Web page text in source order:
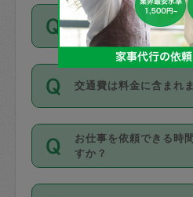
いません。
があり、レビュー件
値、などで除々に設
がっていく仕組みに
お支払方法はクレジ
Master／JCB／
Diners Club）のみ
カード情報のご登録
を行う際にご入力くだ
ル登録時にはご入力
丈夫です。
デビットカード・プリ
リカ、au WALLETな
同じタスカジさんに定
合はお得になる？
依頼には「スポット
隔週）」があり、「定
ポット」よりお得な
す。
定期の最低利用回数は
りに、一定数を超え
交通費は料金に含まれ
交通費は依頼料金と
料金のご請求と合わせ
ます。交通費の金額
お仕事を依頼できる時
すか？
時間帯は3種類ありま